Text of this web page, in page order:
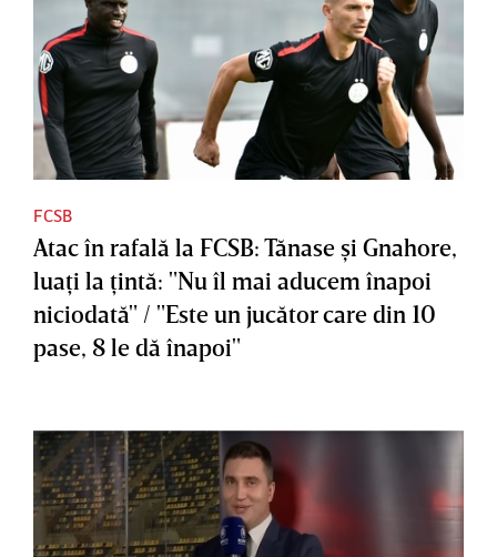
FCSB
Atac în rafală la FCSB: Tănase şi Gnahore,
luaţi la ţintă: "Nu îl mai aducem înapoi
niciodată" / "Este un jucător care din 10
pase, 8 le dă înapoi"